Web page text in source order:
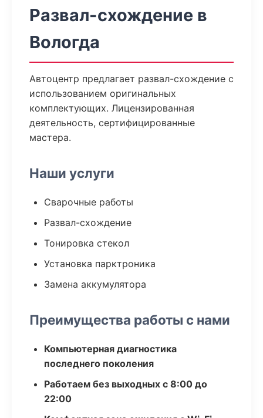
Развал-схождение в
Вологда
Автоцентр предлагает развал-схождение с
использованием оригинальных
комплектующих. Лицензированная
деятельность, сертифицированные
мастера.
Наши услуги
Сварочные работы
Развал-схождение
Тонировка стекол
Установка парктроника
Замена аккумулятора
Преимущества работы с нами
Компьютерная диагностика
последнего поколения
Работаем без выходных с 8:00 до
22:00